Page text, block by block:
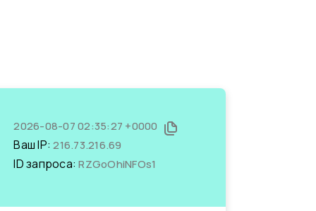
2026-08-07 02:35:27 +0000
Ваш IP:216.73.216.69
ID запроса:RZGoOhiNFOs1